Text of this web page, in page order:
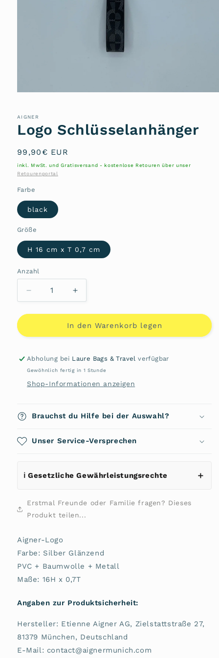
Modal
öffnen
AIGNER
Logo Schlüsselanhänger
Normaler
Preis
99,90€ EUR
inkl. MwSt. und Gratisversand - kostenlose Retouren über unser
Retourenportal
Farbe
black
Größe
H 16 cm x T 0,7 cm
Anzahl
Anzahl
Verringere
die
Menge
Logo
Erhöhe
die
Menge
für
Logo
In den Warenkorb legen
Abholung bei Laure Bags & Travel verfügbar
Gewöhnlich fertig in 1 Stunde
Shop-Informationen anzeigen
Brauchst du Hilfe bei der Auswahl?
Unser Service-Versprechen
ℹ️ Gesetzliche Gewährleistungsrechte
Erstmal Freunde oder Familie fragen? Dieses
Produkt teilen...
Aigner-Logo
Farbe: Silber Glänzend
PVC + Baumwolle + Metall
Maße: 16H x 0,7T
Angaben zur Produktsicherheit:
Hersteller: Etienne Aigner AG, Zielstattstraße 27,
81379 München, Deutschland
E-Mail: contact@aignermunich.com